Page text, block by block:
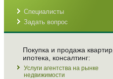
Специалисты
Задать вопрос
Покупка и продажа квартир,
ипотека, консалтинг:
Услуги агентства на рынке
недвижимости